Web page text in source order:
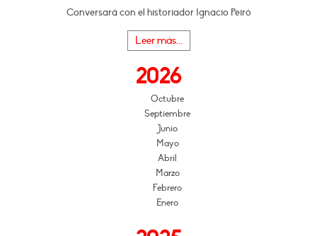
Conversará con el historiador Ignacio Peiró
Leer más...
2026
Octubre
Septiembre
Junio
Mayo
Abril
Marzo
Febrero
Enero